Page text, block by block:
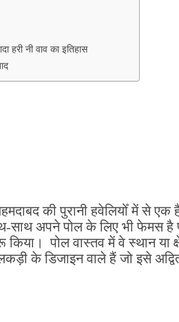
हरी नी वाव का इतिहास
की पुरानी हवेलियोँ में से एक
साथ अपने पोल के लिए भी फेमस है
पोल वास्तव में वे स्थान या
के डिजाइन वाले हैं जो इसे